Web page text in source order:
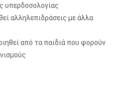
υπερδοσολογίας
αλληλεπιδράσεις με άλλα
από τα παιδιά που φορούν